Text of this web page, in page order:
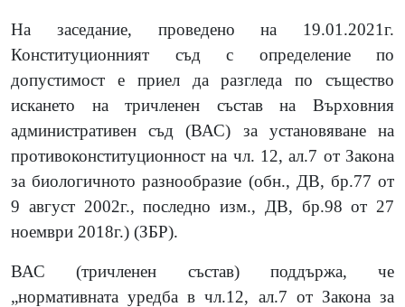
На заседание, проведено на 19.01.2021г.
Конституционният съд с определение по
допустимост е приел да разгледа по същество
искането на тричленен състав на Върховния
административен съд (ВАС) за установяване на
противоконституционност на чл. 12, ал.7 от Закона
за биологичното разнообразие (обн., ДВ, бр.77 от
9 август 2002г., последно изм., ДВ, бр.98 от 27
ноември 2018г.) (ЗБР).
ВАС (тричленен състав) поддържа, че
„нормативната уредба в чл.12, ал.7 от Закона за